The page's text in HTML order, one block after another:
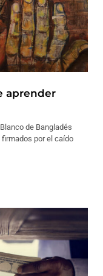
aprender
de Bangladés
por el caído